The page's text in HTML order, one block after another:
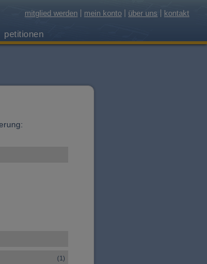
mitglied werden mein konto über uns kontakt
petitionen
(1)